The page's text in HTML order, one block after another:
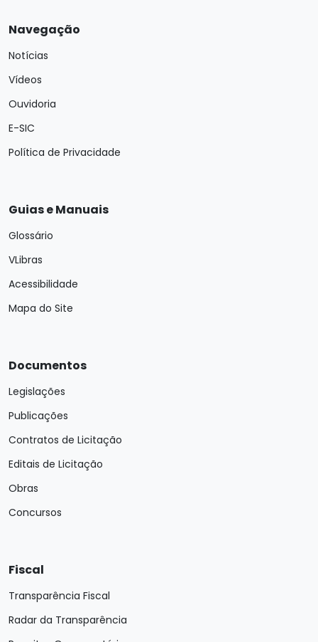
Navegação
Notícias
Vídeos
Ouvidoria
E-SIC
Política de Privacidade
Guias e Manuais
Glossário
VLibras
Acessibilidade
Mapa do Site
Documentos
Legislações
Publicações
Contratos de Licitação
Editais de Licitação
Obras
Concursos
Fiscal
Transparência Fiscal
Radar da Transparência